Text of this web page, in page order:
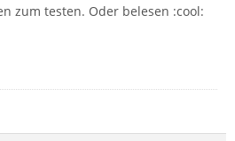
zum testen. Oder belesen :cool: